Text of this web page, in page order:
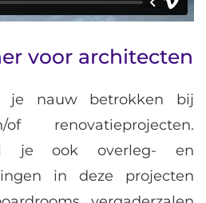
voor architecten
je nauw betrokken bij
renovatieprojecten.
je ook overleg- en
in deze projecten